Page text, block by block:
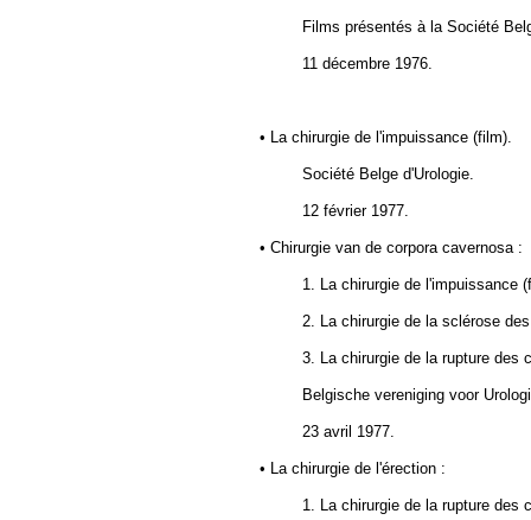
Films présentés à la Société
11 décembre 1976
• La chirurgie de l'impuissance (film).
Société Belge d'Urologie.
12 février 1977.
• Chirurgie van de corpora cavernosa :
1. La chirurgie de l'impuissance
2. La chirurgie de la sclérose
3. La chirurgie de la rupture des
Belgische vereniging voor
23 avril 1977.
• La chirurgie de l'érection :
1. La chirurgie de la rupture des